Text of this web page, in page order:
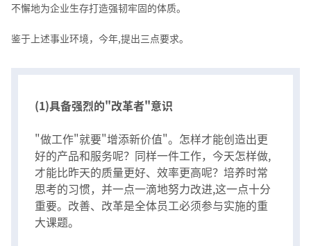
不懈地为企业生存打造强韧牢固的体质。
鉴于上述事业环境，今年,提出三点要求。
(1)具备强烈的"改革者"意识
"做工作"就要"增添新价值"。怎样才能创造出更
好的产品和服务呢？同样一件工作，今天怎样做,
才能比昨天的质量更好、效率更高呢？培养时常
思考的习惯，并一点一滴地努力改进,这一点十分
重要。改善、改革是全体员工必须参与实施的重
大课题。